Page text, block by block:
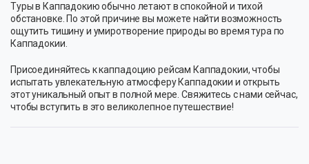
Туры в Каппадокию обычно летают в спокойной и тихой
обстановке. По этой причине вы можете найти возможность
ощутить тишину и умиротворение природы во время тура по
Каппадокии.
Присоединяйтесь к каппадоцию рейсам Каппадокии, чтобы
испытать увлекательную атмосферу Каппадокии и открыть
этот уникальный опыт в полной мере. Свяжитесь с нами сейчас,
чтобы вступить в это великолепное путешествие!